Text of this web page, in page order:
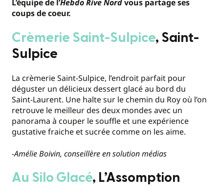
L’équipe de l’Hebdo Rive Nordvous partage ses
coups de coeur.
Crèmerie Saint-Sulpice, Saint-
Sulpice
La crèmerie Saint-Sulpice, l’endroit parfait pour
déguster un délicieux dessert glacé au bord du
Saint-Laurent. Une halte sur le chemin du Roy où l’on
retrouve le meilleur des deux mondes avec un
panorama à couper le souffle et une expérience
gustative fraiche et sucrée comme on les aime.
-Amélie Boivin, conseillère en solution médias
Au Silo Glacé, L’Assomption